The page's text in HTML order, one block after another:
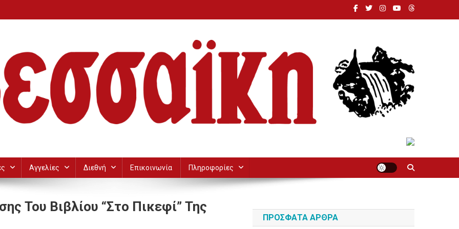
Αγγελίες Διεθνή Επικοινωνία Πληροφορίες
Του Βιβλίου “Στο Πικεφί” Της
ΠΡΌΣΦΑΤΑ ΆΡΘΡΑ